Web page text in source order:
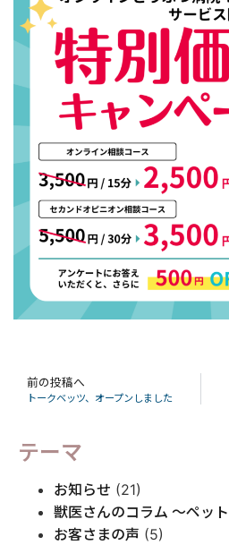
前の投稿へ
トークベッツ、オープンしました
テーマ
お知らせ (21)
獣医さんのコラム 〜ペッ
お客さまの声 (5)